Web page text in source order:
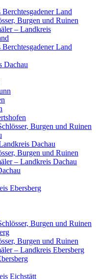
Land
Burgen und Ruinen
– Landkreis
Land
Dachau
Burgen und Ruinen
Dachau
Burgen und Ruinen
– Landkreis Dachau
Ebersberg
Burgen und Ruinen
Burgen und Ruinen
– Landkreis Ebersberg
Eichstätt